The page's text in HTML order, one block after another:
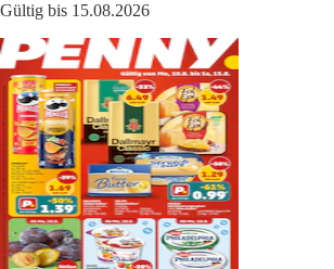
Gültig bis 15.08.2026